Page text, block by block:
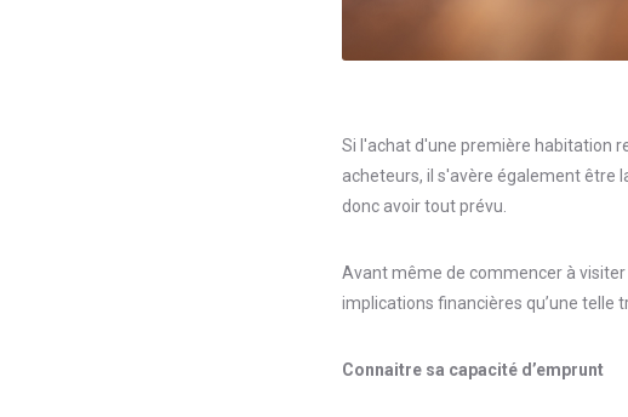
Si l'achat d'une première habitation
acheteurs, il s'avère également être
donc avoir tout prévu.
Avant même de commencer à visiter
implications financières qu’une telle
Connaitre sa capacité d’emprunt